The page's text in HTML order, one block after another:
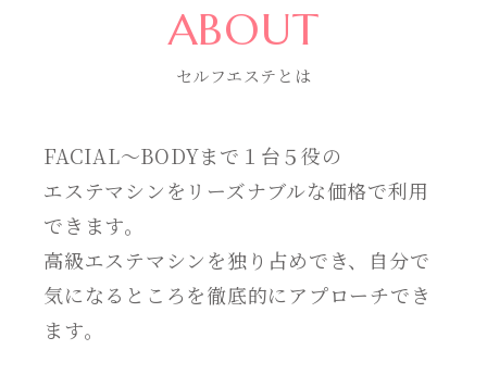
ABOUT
セルフエステとは
FACIAL～BODYまで１台５役の
エステマシンをリーズナブルな価格で利用
できます。
高級エステマシンを独り占めでき、自分で
気になるところを徹底的にアプローチでき
ます。